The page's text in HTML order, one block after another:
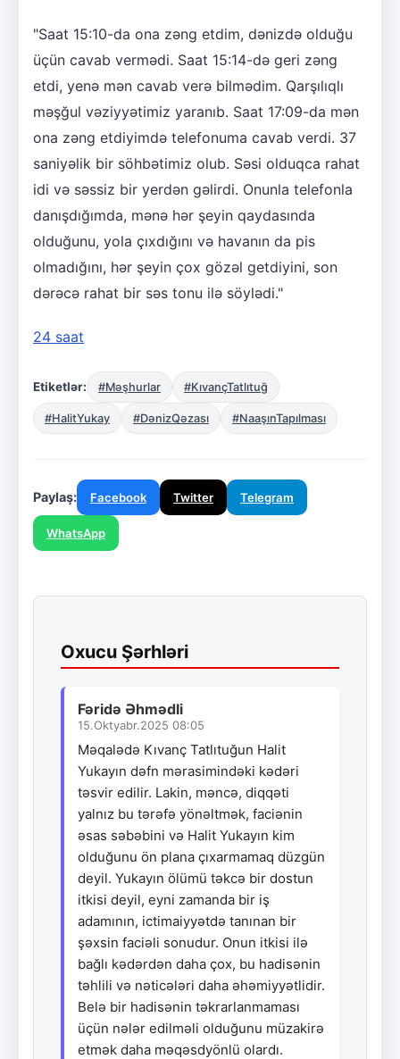
"Saat 15:10-da ona zəng etdim, dənizdə olduğu
üçün cavab vermədi. Saat 15:14-də geri zəng
etdi, yenə mən cavab verə bilmədim. Qarşılıqlı
məşğul vəziyyətimiz yaranıb. Saat 17:09-da mən
ona zəng etdiyimdə telefonuma cavab verdi. 37
saniyəlik bir söhbətimiz olub. Səsi olduqca rahat
idi və səssiz bir yerdən gəlirdi. Onunla telefonla
danışdığımda, mənə hər şeyin qaydasında
olduğunu, yola çıxdığını və havanın da pis
olmadığını, hər şeyin çox gözəl getdiyini, son
dərəcə rahat bir səs tonu ilə söylədi."
24 saat
Etiketlər: #Məşhurlar #KıvançTatlıtuğ
#HalitYukay #DənizQəzası #NaaşınTapılması
Paylaş: Facebook Twitter Telegram
WhatsApp
Oxucu Şərhləri
Fəridə Əhmədli
15.Oktyabr.2025 08:05
Məqalədə Kıvanç Tatlıtuğun Halit
Yukayın dəfn mərasimindəki kədəri
təsvir edilir. Lakin, məncə, diqqəti
yalnız bu tərəfə yönəltmək, faciənin
əsas səbəbini və Halit Yukayın kim
olduğunu ön plana çıxarmamaq düzgün
deyil. Yukayın ölümü təkcə bir dostun
itkisi deyil, eyni zamanda bir iş
adamının, ictimaiyyətdə tanınan bir
şəxsin faciəli sonudur. Onun itkisi ilə
bağlı kədərdən daha çox, bu hadisənin
təhlili və nəticələri daha əhəmiyyətlidir.
Belə bir hadisənin təkrarlanmaması
üçün nələr edilməli olduğunu müzakirə
etmək daha məqəsdyönlü olardı.